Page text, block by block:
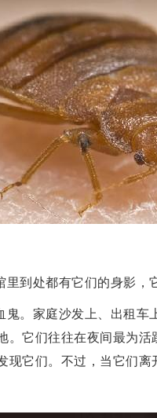
里到处都有它们的身影
鬼。家庭沙发上、出租
。它们往往在夜间最为
现它们。不过，当它们离